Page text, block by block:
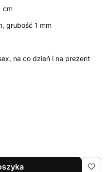
cm
grubość 1 mm
na co dzień i na prezent